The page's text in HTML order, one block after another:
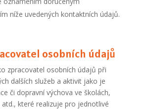
níže uvedených kontaktních údajů.
osobních údajů
zpracovatel osobních údajů při
dalších služeb a aktivit jako je
či dopravní výchova ve školách,
atd., které realizuje pro jednotlivé